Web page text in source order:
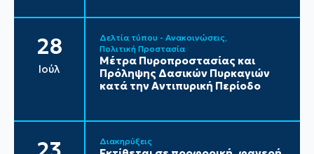
28
Ιούλ
Δελτία τύπου - Ανακοινώσεις
Πολιτική Προστασία
Μέτρα Πυροπροστασίας και
Πρόληψης Δασικών Πυρκαγιών
κατά την Αντιπυρική Περίοδο
Διακηρύξεις